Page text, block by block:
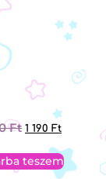
Ft 1 190 Ft
teszem